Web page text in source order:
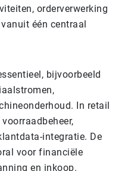
orderverwerking
één centraal
bijvoorbeeld
In retail
integratie. De
voor financiële
en inkoop.